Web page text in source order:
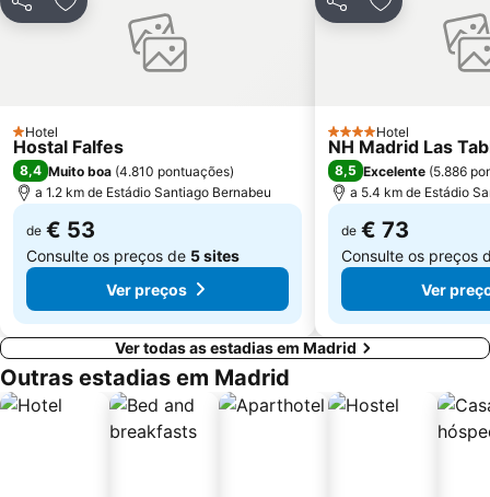
Carabanchel
Malasaña
Gran Vía Metro Station
Sol Metro Station
Paseo de la Castellana
Tetuán
Praça da Cibeles
Centro Comercial Gran Vía de Hortaleza
Santiago Bernabéu Metro Station
PartilharAdicionar aos favoritos
1 Estrelas
Hotel
Hostal Falfes
8,4 Muito boa (4.810 pontuações)
a 1.2 km de Estádio Santiago Bernabeu
de € 53
Consulte os preços de 5 sites
Ver preços
PartilharAdicionar
4 Estrelas
Hotel
NH Madrid Las
8,5 Excelente (5.886
a 5.4 km de Estádio
de € 73
Consulte os preços
Ver
Ver todas as estadias em Madrid
Outras estadias em Madrid